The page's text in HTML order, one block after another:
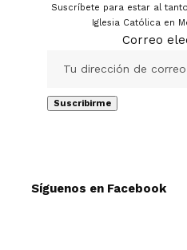
Suscríbete para estar al
Iglesia Católica en
Correo
Síguenos en Facebook